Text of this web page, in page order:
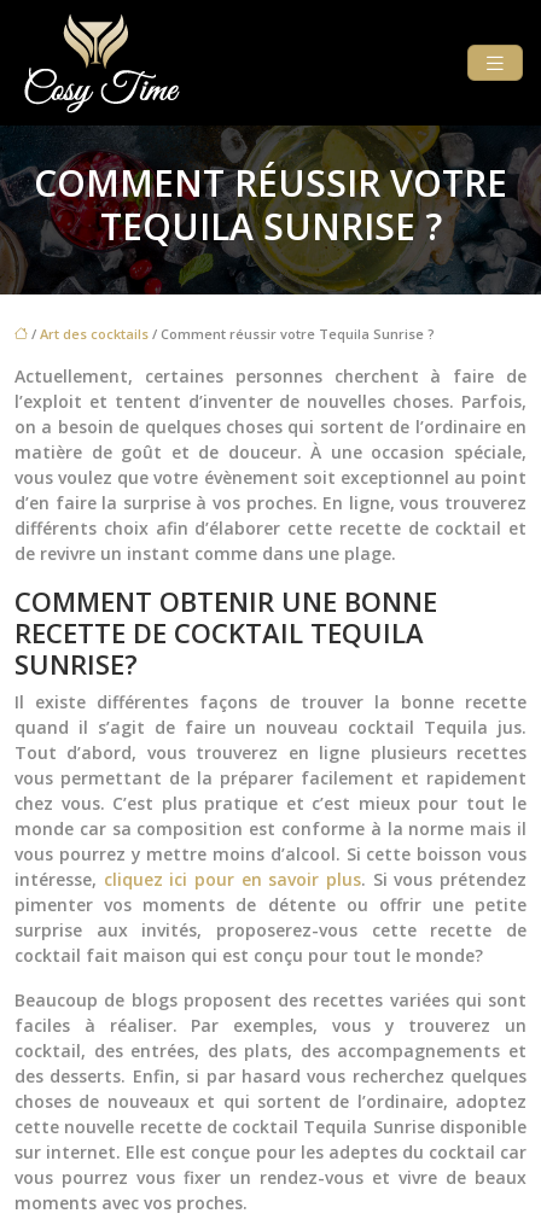
COMMENT RÉUSSIR VOTRE
TEQUILA SUNRISE ?
/ Art des cocktails / Comment réussir votre Tequila Sunrise ?
Actuellement, certaines personnes cherchent à faire de
l’exploit et tentent d’inventer de nouvelles choses. Parfois,
on a besoin de quelques choses qui sortent de l’ordinaire en
matière de goût et de douceur. À une occasion spéciale,
vous voulez que votre évènement soit exceptionnel au point
d’en faire la surprise à vos proches. En ligne, vous trouverez
différents choix afin d’élaborer cette recette de cocktail et
de revivre un instant comme dans une plage.
COMMENT OBTENIR UNE BONNE
RECETTE DE COCKTAIL TEQUILA
SUNRISE?
Il existe différentes façons de trouver la bonne recette
quand il s’agit de faire un nouveau cocktail Tequila jus.
Tout d’abord, vous trouverez en ligne plusieurs recettes
vous permettant de la préparer facilement et rapidement
chez vous. C’est plus pratique et c’est mieux pour tout le
monde car sa composition est conforme à la norme mais il
vous pourrez y mettre moins d’alcool. Si cette boisson vous
intéresse, cliquez ici pour en savoir plus. Si vous prétendez
pimenter vos moments de détente ou offrir une petite
surprise aux invités, proposerez-vous cette recette de
cocktail fait maison qui est conçu pour tout le monde?
Beaucoup de blogs proposent des recettes variées qui sont
faciles à réaliser. Par exemples, vous y trouverez un
cocktail, des entrées, des plats, des accompagnements et
des desserts. Enfin, si par hasard vous recherchez quelques
choses de nouveaux et qui sortent de l’ordinaire, adoptez
cette nouvelle recette de cocktail Tequila Sunrise disponible
sur internet. Elle est conçue pour les adeptes du cocktail car
vous pourrez vous fixer un rendez-vous et vivre de beaux
moments avec vos proches.